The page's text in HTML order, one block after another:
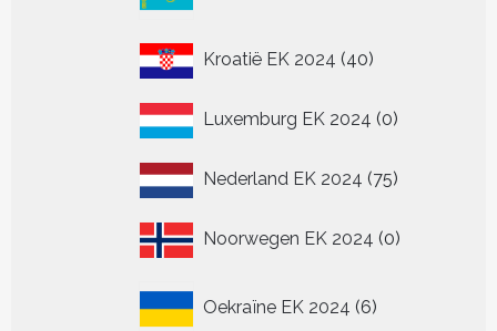
Kroatië EK 2024 4040
Luxemburg EK 2024 00
Nederland EK 2024 7575
Noorwegen EK 2024 00
Oekraïne EK 2024 6
producten